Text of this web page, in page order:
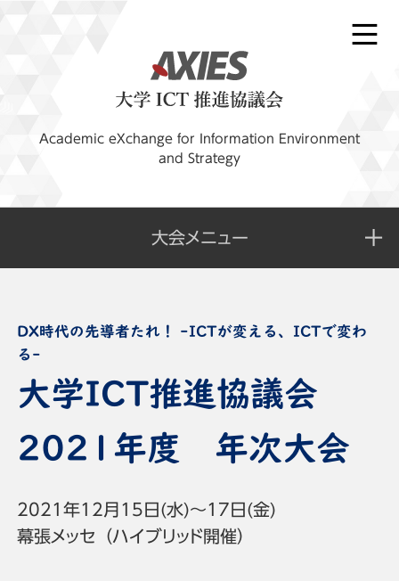
Academic eXchange for Information Environment
and Strategy
大会メニュー
大学ICT推進協議会
2021年度 年次大会
2021年12月15日(水)～17日(金)
幕張メッセ（ハイブリッド開催）